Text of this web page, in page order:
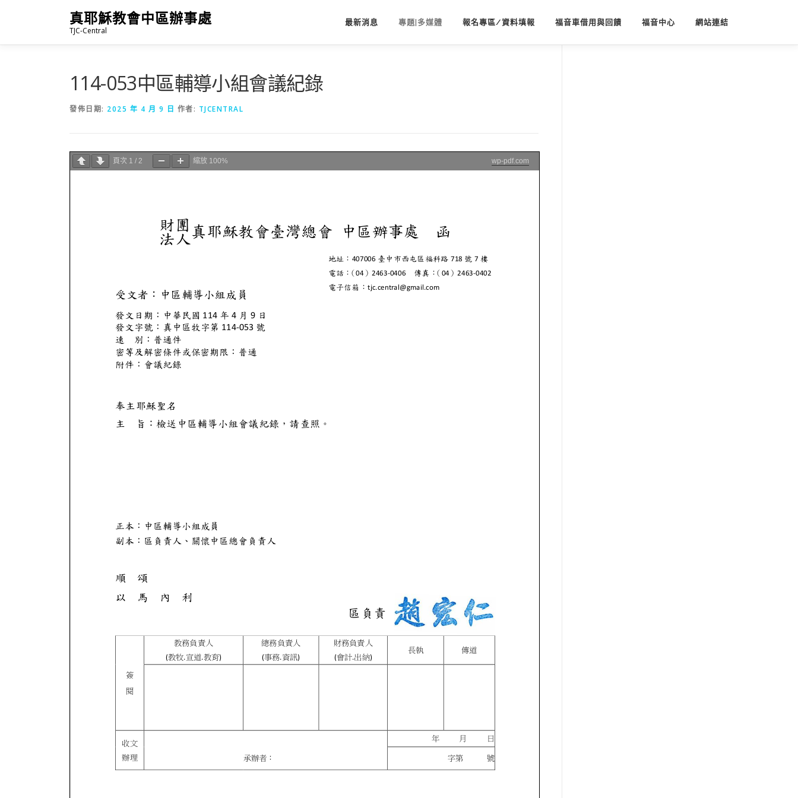
要
真耶穌教會中區辦事處
TJC-Central
最新消息 專題|多媒體 報名專區/資料填報 福音車借用與回饋 福音中心 網站連結
114-053中區輔導小組會議紀錄
發佈日期: 2025 年 4 月 9 日 作者: TJCENTRAL
頁次 1 / 2 縮放 100% wp-pdf.com